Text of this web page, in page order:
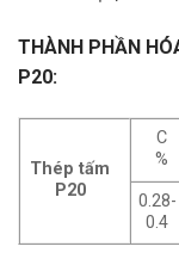
THÀNH PHẦN
P20:
Thép tấm
P20
C
%
0.28-
0.4